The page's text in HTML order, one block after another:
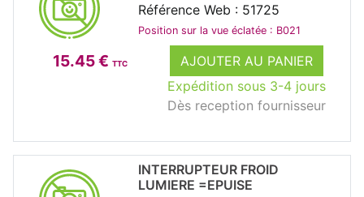
15.45 € TTC
AJOUTER AU PANIER
Expédition sous 3-4 jours
Dès reception fournisseur
Référence Web : 51725
Position sur la vue éclatée : B021
INTERRUPTEUR FROID
LUMIERE =EPUISE